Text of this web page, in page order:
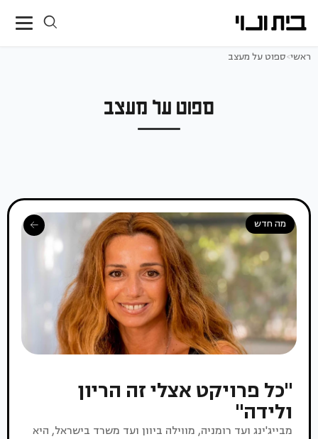
ראשי>ספוט על מעצב
ספוט על מעצב
מה חדש
"כל פרויקט אצלי זה הריון
ולידה"
מבייג'ינג ועד רומניה, מווילה ביוון ועד משרד בישראל, היא